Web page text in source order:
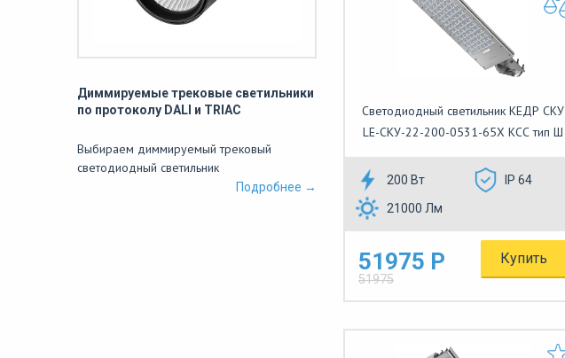
Диммируемые трековые светильники
по протоколу DALI и TRIAC
Выбираем диммируемый трековый
светодиодный светильник
Подробнее →
Светодиодный светильник КЕДР СКУ
LE-СКУ-22-200-0531-65Х КСС тип Ш
200 Вт
IP 64
21000 Лм
51975 Р
51975
Купить